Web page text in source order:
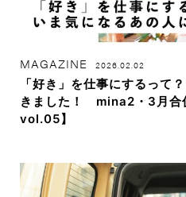
MAGAZINE 2026.02.02
「好き」を仕事にするって
きました！ mina2・3月合
vol.05】